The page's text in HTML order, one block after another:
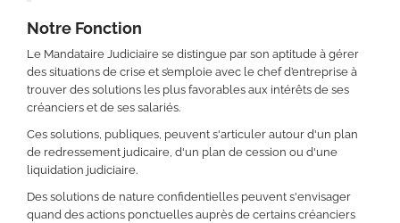
Notre Fonction
Le Mandataire Judiciaire se distingue par son aptitude à gérer
des situations de crise et s’emploie avec le chef d’entreprise à
trouver des solutions les plus favorables aux intérêts de ses
créanciers et de ses salariés.
Ces solutions, publiques, peuvent s'articuler autour d'un plan
de redressement judicaire, d'un plan de cession ou d'une
liquidation judiciaire.
Des solutions de nature confidentielles peuvent s'envisager
quand des actions ponctuelles auprès de certains créanciers